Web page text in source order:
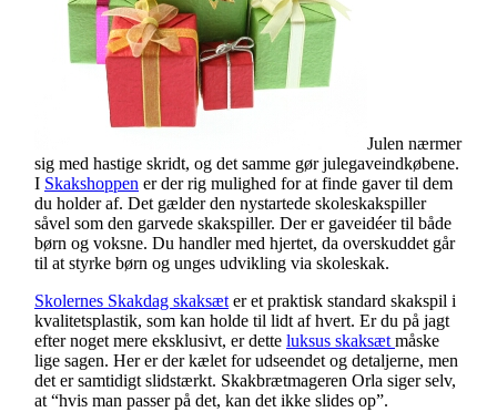
Julen nærmer
sig med hastige skridt, og det samme gør julegaveindkøbene.
I Skakshoppen er der rig mulighed for at finde gaver til dem
du holder af. Det gælder den nystartede skoleskakspiller
såvel som den garvede skakspiller. Der er gaveidéer til både
børn og voksne. Du handler med hjertet, da overskuddet går
til at styrke børn og unges udvikling via skoleskak.
Skolernes Skakdag skaksæt er et praktisk standard skakspil i
kvalitetsplastik, som kan holde til lidt af hvert. Er du på jagt
efter noget mere eksklusivt, er dette luksus skaksæt måske
lige sagen. Her er der kælet for udseendet og detaljerne, men
det er samtidigt slidstærkt. Skakbrætmageren Orla siger selv,
at “hvis man passer på det, kan det ikke slides op”.